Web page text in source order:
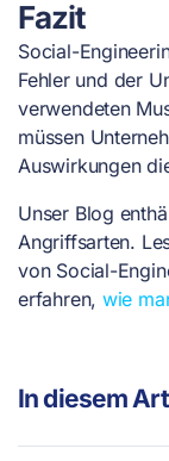
Fazit
Social-
Fehler und der
verwendeten
müssen
Auswirkungen
Unser Blog
Angriffsarten.
von Social-
erfahren, wie
In diesem